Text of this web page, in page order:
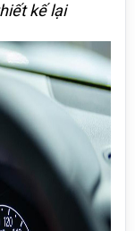
kế lại